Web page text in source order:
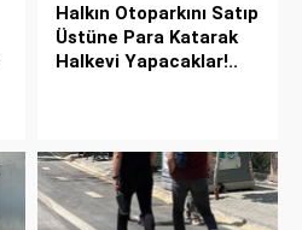
Halkın Otoparkını Satıp
Üstüne Para Katarak
Halkevi Yapacaklar!..